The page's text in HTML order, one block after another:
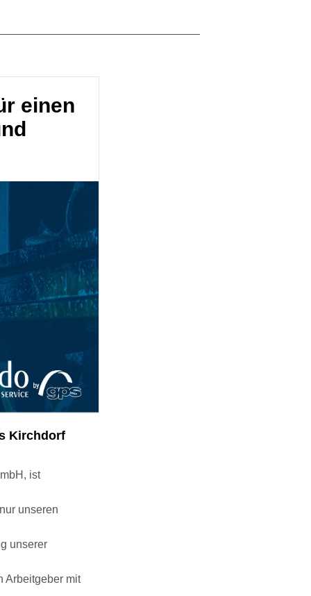
einen
Kirchdorf
ist
unseren
unserer
Arbeitgeber mit